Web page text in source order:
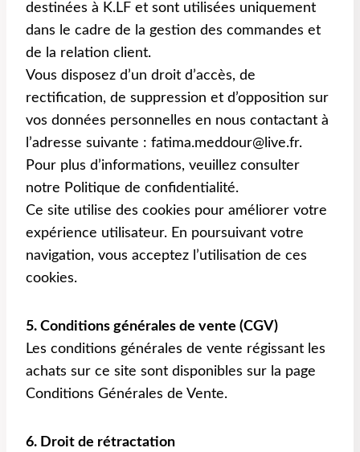
destinées à K.LF et sont utilisées uniquement
dans le cadre de la gestion des commandes et
de la relation client.
Vous disposez d’un droit d’accès, de
rectification, de suppression et d’opposition sur
vos données personnelles en nous contactant à
l’adresse suivante : fatima.meddour@live.fr.
Pour plus d’informations, veuillez consulter
notre Politique de confidentialité.
Ce site utilise des cookies pour améliorer votre
expérience utilisateur. En poursuivant votre
navigation, vous acceptez l’utilisation de ces
cookies.
5. Conditions générales de vente (CGV)
Les conditions générales de vente régissant les
achats sur ce site sont disponibles sur la page
Conditions Générales de Vente.
6. Droit de rétractation